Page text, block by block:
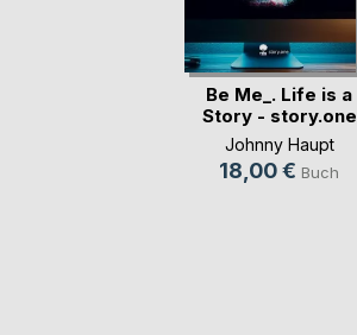
Be Me_. Life is a
Story - story.one
Johnny Haupt
18,00 € Buch